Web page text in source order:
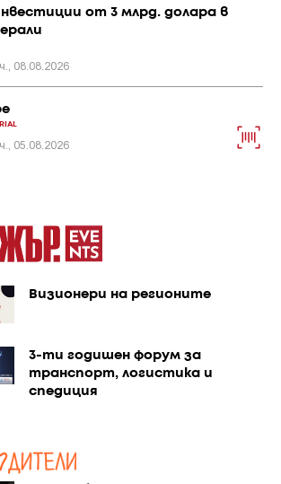
от 3 млрд. долара в
08.08.2026
05.08.2026
Визионери на регионите
3-ти годишен форум за
транспорт, логистика и
спедиция